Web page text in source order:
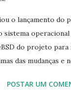
o lançamento do
sistema
do projeto
das mudanças e
as
POSTAR UM